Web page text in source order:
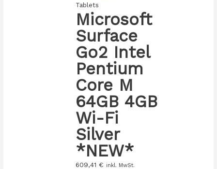
Tablets
Microsoft
Surface
Go2 Intel
Pentium
Core M
64GB 4GB
Wi-Fi
Silver
*NEW*
609,41 € inkl. MwSt.